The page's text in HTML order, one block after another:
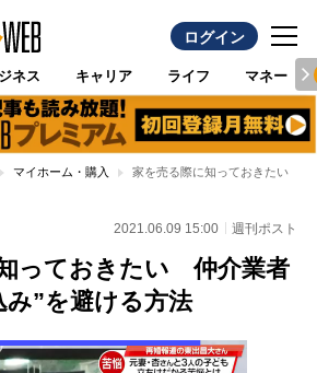
ログイン
ネス キャリア ライフ マネー
マイホーム・購入 家を売る際に知っておきたい 仲
2021.06.09 15:00 週刊ポスト
っておきたい 仲介業者
み”を避ける方法